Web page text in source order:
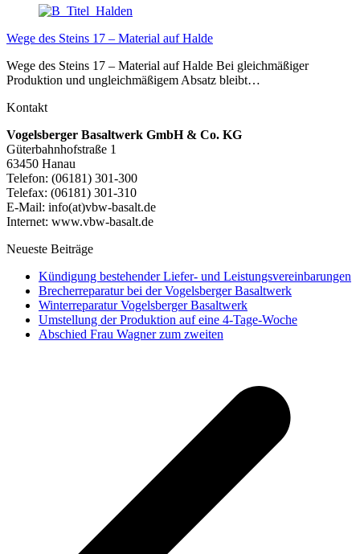
Wege des Steins 17 – Material auf Halde
Wege des Steins 17 – Material auf Halde Bei gleichmäßiger
Produktion und ungleichmäßigem Absatz bleibt…
Kontakt
Vogelsberger Basaltwerk GmbH & Co. KG
Güterbahnhofstraße 1
63450 Hanau
Telefon: (06181) 301-300
Telefax: (06181) 301-310
E-Mail: info(at)vbw-basalt.de
Internet: www.vbw-basalt.de
Neueste Beiträge
Kündigung bestehender Liefer- und Leistungsvereinbarungen
Brecherreparatur bei der Vogelsberger Basaltwerk
Winterreparatur Vogelsberger Basaltwerk
Umstellung der Produktion auf eine 4-Tage-Woche
Abschied Frau Wagner zum zweiten